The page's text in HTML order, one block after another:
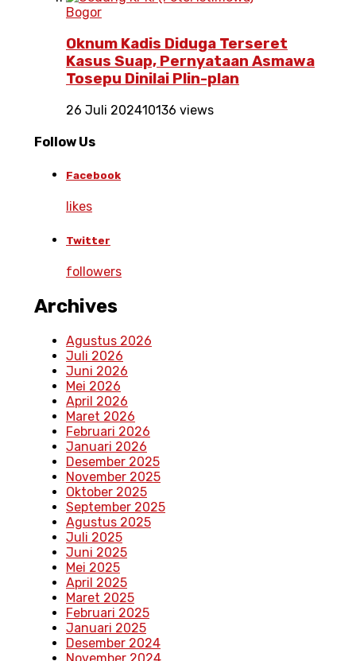
Bogor
Oknum Kadis Diduga Terseret
Kasus Suap, Pernyataan Asmawa
Tosepu Dinilai Plin-plan
26 Juli 202410136 views
Follow Us
Facebook
likes
Twitter
followers
Archives
Agustus 2026
Juli 2026
Juni 2026
Mei 2026
April 2026
Maret 2026
Februari 2026
Januari 2026
Desember 2025
November 2025
Oktober 2025
September 2025
Agustus 2025
Juli 2025
Juni 2025
Mei 2025
April 2025
Maret 2025
Februari 2025
Januari 2025
Desember 2024
November 2024